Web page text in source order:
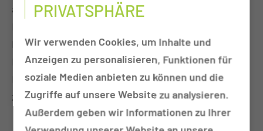
allen an der Behandlung und Versorgung beteiligten
Physiotherapie, Ergotherapie, Logopädie) sowie
Expertinnen und Experten (Wundmanagement,
Ernährungsberatung und Diabetesberatung)
zusammen.
PRIVATSPHÄRE
Wir verwenden Cookies, um Inhalte und
Anzeigen zu personalisieren, Funktionen für
soziale Medien anbieten zu können und die
Zugriffe auf unsere Website zu analysieren.
Außerdem geben wir Informationen zu Ihrer